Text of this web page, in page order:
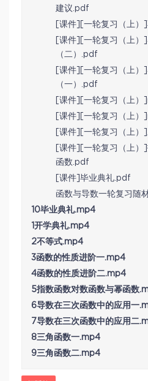
建议.pdf
[课件][一轮复习（上）
[课件][一轮复习（上）
（二）.pdf
[课件][一轮复习（上）
（一）.pdf
[课件][一轮复习（上
[课件][一轮复习（上
[课件][一轮复习（上
[课件][一轮复习（上）
函数.pdf
[课件]毕业典礼.pdf
函数与导数一轮复习随
10毕业典礼.mp4
1开学典礼.mp4
2不等式.mp4
3函数的性质进阶一.mp4
4函数的性质进阶二.mp4
5指数函数对数函数与幂函数
6导数在三次函数中的应用一
7导数在三次函数中的应用二
8三角函数一.mp4
9三角函数二.mp4